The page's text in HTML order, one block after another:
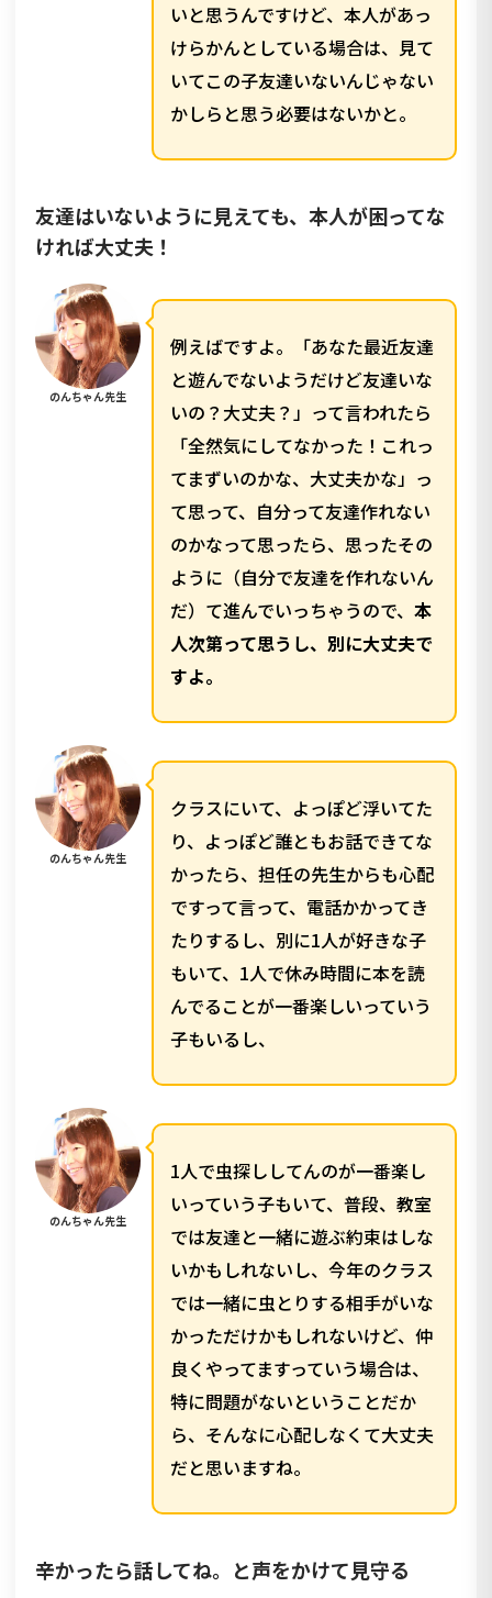
いと思うんですけど、本人があっ
けらかんとしている場合は、見て
いてこの子友達いないんじゃない
かしらと思う必要はないかと。
友達はいないように見えても、本人が困ってな
ければ大丈夫！
のんちゃん先生
例えばですよ。「あなた最近友達
と遊んでないようだけど友達いな
いの？大丈夫？」って言われたら
「全然気にしてなかった！これっ
てまずいのかな、大丈夫かな」っ
て思って、自分って友達作れない
のかなって思ったら、思ったその
ように（自分で友達を作れないん
だ）て進んでいっちゃうので、 本
人次第って思うし、別に大丈夫で
すよ。
のんちゃん先生
クラスにいて、よっぽど浮いてた
り、よっぽど誰ともお話できてな
かったら、担任の先生からも心配
ですって言って、電話かかってき
たりするし、別に1人が好きな子
もいて、1人で休み時間に本を読
んでることが一番楽しいっていう
子もいるし、
のんちゃん先生
1人で虫探ししてんのが一番楽し
いっていう子もいて、普段、教室
では友達と一緒に遊ぶ約束はしな
いかもしれないし、今年のクラス
では一緒に虫とりする相手がいな
かっただけかもしれないけど、仲
良くやってますっていう場合は、
特に問題がないということだか
ら、そんなに心配しなくて大丈夫
だと思いますね。
辛かったら話してね。と声をかけて見守る